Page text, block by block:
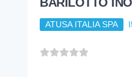
ATUSA ITALIA SPA